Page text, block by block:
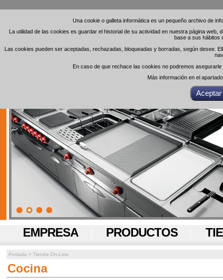
Una cookie o galleta informática es un pequeño archivo de
La utilidad de las cookies es guardar el historial de su actividad en nuestra página
base a sus hábitos
Las cookies pueden ser aceptadas, rechazadas, bloqueadas y borradas, según desee.
En caso de que rechace las cookies no podremos
Más información en el
Una cookie o galleta informática es un pequeño archivo de
La utilidad de las cookies es guardar el historial de su actividad en nuestra página
base a sus hábitos
Las cookies pueden ser aceptadas, rechazadas, bloqueadas y borradas, según desee.
En caso de que rechace las cookies no podremos
Más información en el
EMPRESA PRODUCTOS
Portada > Tienda On-Line
Cocina